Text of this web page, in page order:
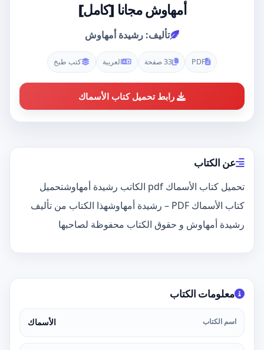
أمهاوش مجانا [كامل]
تأليف: رشيدة أمهاوش
PDF 33 صفحة العربية كتب طبخ
رابط تحميل كتاب الأسماك
عن الكتاب
تحميل كتاب الأسماك pdf الكاتب رشيدة أمهاوشتحميل
كتاب الأسماك PDF – رشيدة أمهاوشهذا الكتاب من تأليف
رشيدة أمهاوش و حقوق الكتاب محفوظة لصاحبها
معلومات الكتاب
اسم الكتاب الأسماك